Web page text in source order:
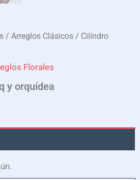
/Arreglos Clásicos / Cilíndro
Florales
y orquídea